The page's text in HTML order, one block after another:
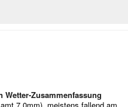
Wetter-Zusammenfassung